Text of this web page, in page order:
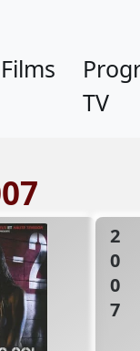
Films
TV
2007